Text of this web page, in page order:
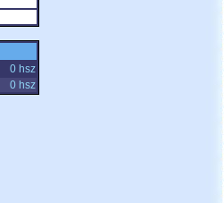
0 hsz
0 hsz